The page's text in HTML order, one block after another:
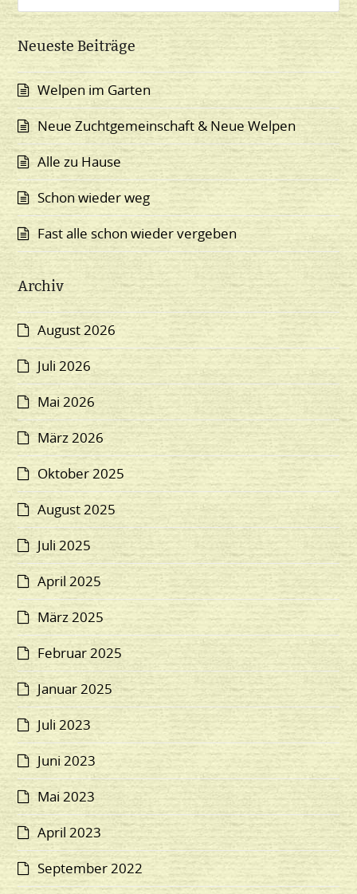
Neueste Beiträge
Welpen im Garten
Neue Zuchtgemeinschaft & Neue Welpen
Alle zu Hause
Schon wieder weg
Fast alle schon wieder vergeben
Archiv
August 2026
Juli 2026
Mai 2026
März 2026
Oktober 2025
August 2025
Juli 2025
April 2025
März 2025
Februar 2025
Januar 2025
Juli 2023
Juni 2023
Mai 2023
April 2023
September 2022